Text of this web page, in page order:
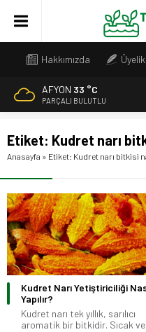
Hakkımızda Üyelik
AFYON 33 °C
PARÇALI BULUTLU
Etiket: Kudret narı
Anasayfa » Etiket: Kudret narı bitkisi
Kudret Narı Yetiştiriciliği
Yapılır?
Kudret narı tek yıllık, sarılıcı
aromatik bir bitkidir. Sıcak